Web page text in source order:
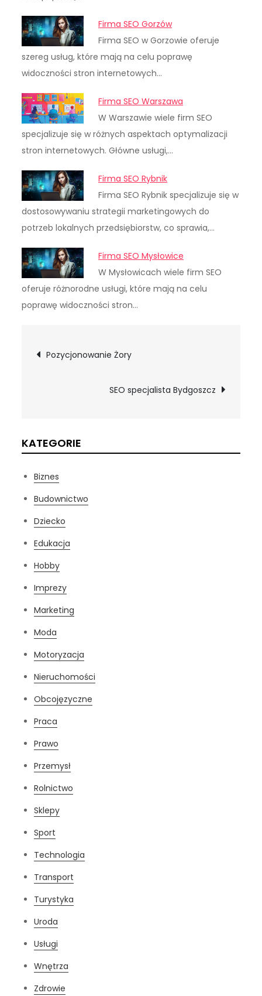
Firma SEO Gorzów
Firma SEO w Gorzowie oferuje
szereg usług, które mają na celu poprawę
widoczności stron internetowych…
Firma SEO Warszawa
W Warszawie wiele firm SEO
specjalizuje się w różnych aspektach optymalizacji
stron internetowych. Główne usługi,…
Firma SEO Rybnik
Firma SEO Rybnik specjalizuje się w
dostosowywaniu strategii marketingowych do
potrzeb lokalnych przedsiębiorstw, co sprawia,…
Firma SEO Mysłowice
W Mysłowicach wiele firm SEO
oferuje różnorodne usługi, które mają na celu
poprawę widoczności stron…
Nawigacja
Pozycjonowanie Żory
SEO specjalista Bydgoszcz
KATEGORIE
Biznes
Budownictwo
Dziecko
Edukacja
Hobby
Imprezy
Marketing
Moda
Motoryzacja
Nieruchomości
Obcojęzyczne
Praca
Prawo
Przemysł
Rolnictwo
Sklepy
Sport
Technologia
Transport
Turystyka
Uroda
Usługi
Wnętrza
Zdrowie